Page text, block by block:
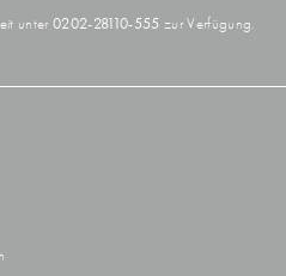
unter 0202-28110-555 zur Verfügung.